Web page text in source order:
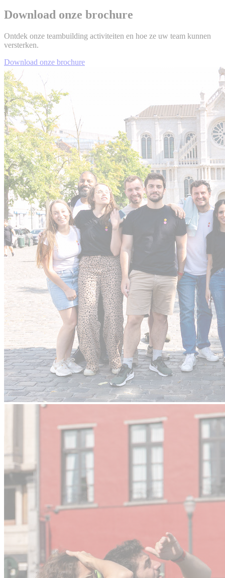
Download onze brochure
Ontdek onze teambuilding activiteiten en hoe ze uw team kunnen
versterken.
Download onze brochure